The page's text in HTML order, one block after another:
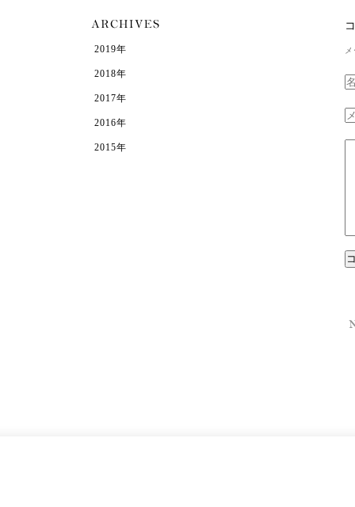
2019年
2018年
2017年
2016年
2015年